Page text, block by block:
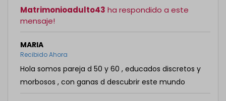
Matrimonioadulto43 ha respondido a este
mensaje!
MARIA
Recibido Ahora
Hola somos pareja d 50 y 60 , educados discretos y
morbosos , con ganas d descubrir este mundo